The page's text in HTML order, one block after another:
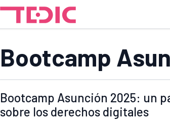
Bootcamp
Bootcamp Asunción 2025: un
sobre los derechos digitales